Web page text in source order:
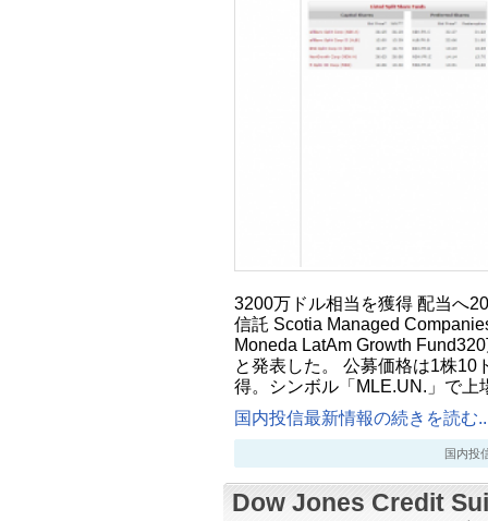
3200万ドル相当を獲得 配当へ
信託 Scotia Managed
Moneda LatAm Growth
と発表した。 公募価格は1株10
得。シンボル「MLE.UN.」で
国内投信最新情報の続きを読む
国内投
Dow Jones Credit